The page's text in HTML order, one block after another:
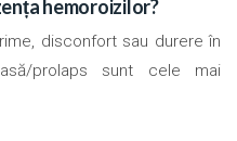
hemoroizilor?
disconfort sau durere în
prolaps sunt cele mai